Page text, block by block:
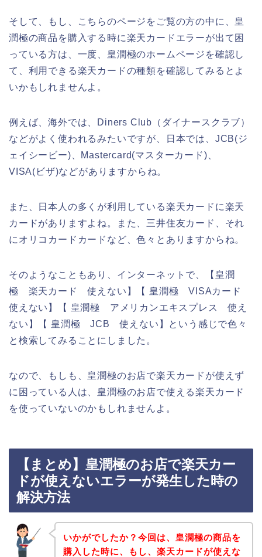
そして、もし、こちらのページをご覧の方の中に、皇
潤極の商品を購入する時に楽天カードエラーが出て困
っている方は、一度、皇潤極のホームページを確認し
て、利用できる楽天カードの種類を確認してみるとよ
いかもしれませんよ。
例えば、海外では、Diners Club（ダイナースクラブ）
などがよく使われるみたいですが、日本では、JCB(ジ
ェイシービー)、Mastercard(マスターカード)、
VISA(ビザ)などがありますからね。
また、日本人の多くが利用している楽天カードに楽天
カードがありますよね。また、三井住友カード、それ
にオリコカードカードなど、色々とありますからね。
そのようなこともあり、インターネットで、【皇潤
極 楽天カード 使えない】【 皇潤極 VISAカード
使えない】【 皇潤極 アメリカンエキスプレス 使え
ない】【 皇潤極 JCB 使えない】という感じで色々
と検索してみることにしました。
なので、もしも、皇潤極のお店で楽天カードが使えず
に困っている人は、皇潤極のお店で使える楽天カード
を使っていないのかもしれませんよ。
【まとめ】皇潤極のお店で楽天カー
ドが使えないエラーが発生した時の
解決方法
いかがでしたか？今回は、皇潤極の商品を
購入した時に、もし、楽天カードが使えな